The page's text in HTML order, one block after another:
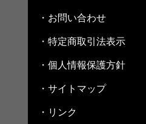
・お問い合わせ
・特定商取引法表示
・個人情報保護方針
・サイトマップ
・リンク